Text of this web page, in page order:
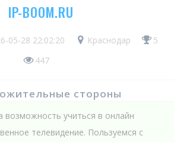
IP-BOOM.RU
05-28 22:02:20 Краснодар
5
447
стороны
возможность учиться в онлайн
телевидение. Пользуемся с